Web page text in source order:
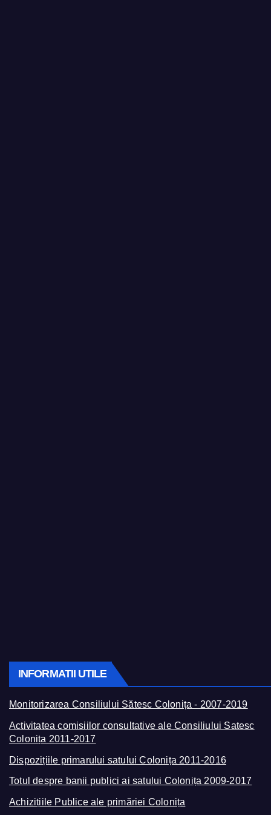
INFORMATII UTILE
Monitorizarea Consiliului Sătesc Colonița - 2007-2019
Activitatea comisiilor consultative ale Consiliului Satesc
Colonița 2011-2017
Dispozițiile primarului satului Colonița 2011-2016
Totul despre banii publici ai satului Colonița 2009-2017
Achizițiile Publice ale primăriei Colonița